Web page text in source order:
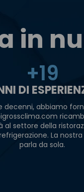
in
+20
DI
decenni, abbiamo
al settore della
La
parla da sola.